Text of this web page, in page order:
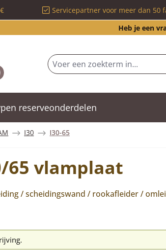
Servicepartner voor meer dan 50
Heb je een
reserveonderdelen
I30 I30-65
65 vlamplaat
/ scheidingswand / rookafleider /